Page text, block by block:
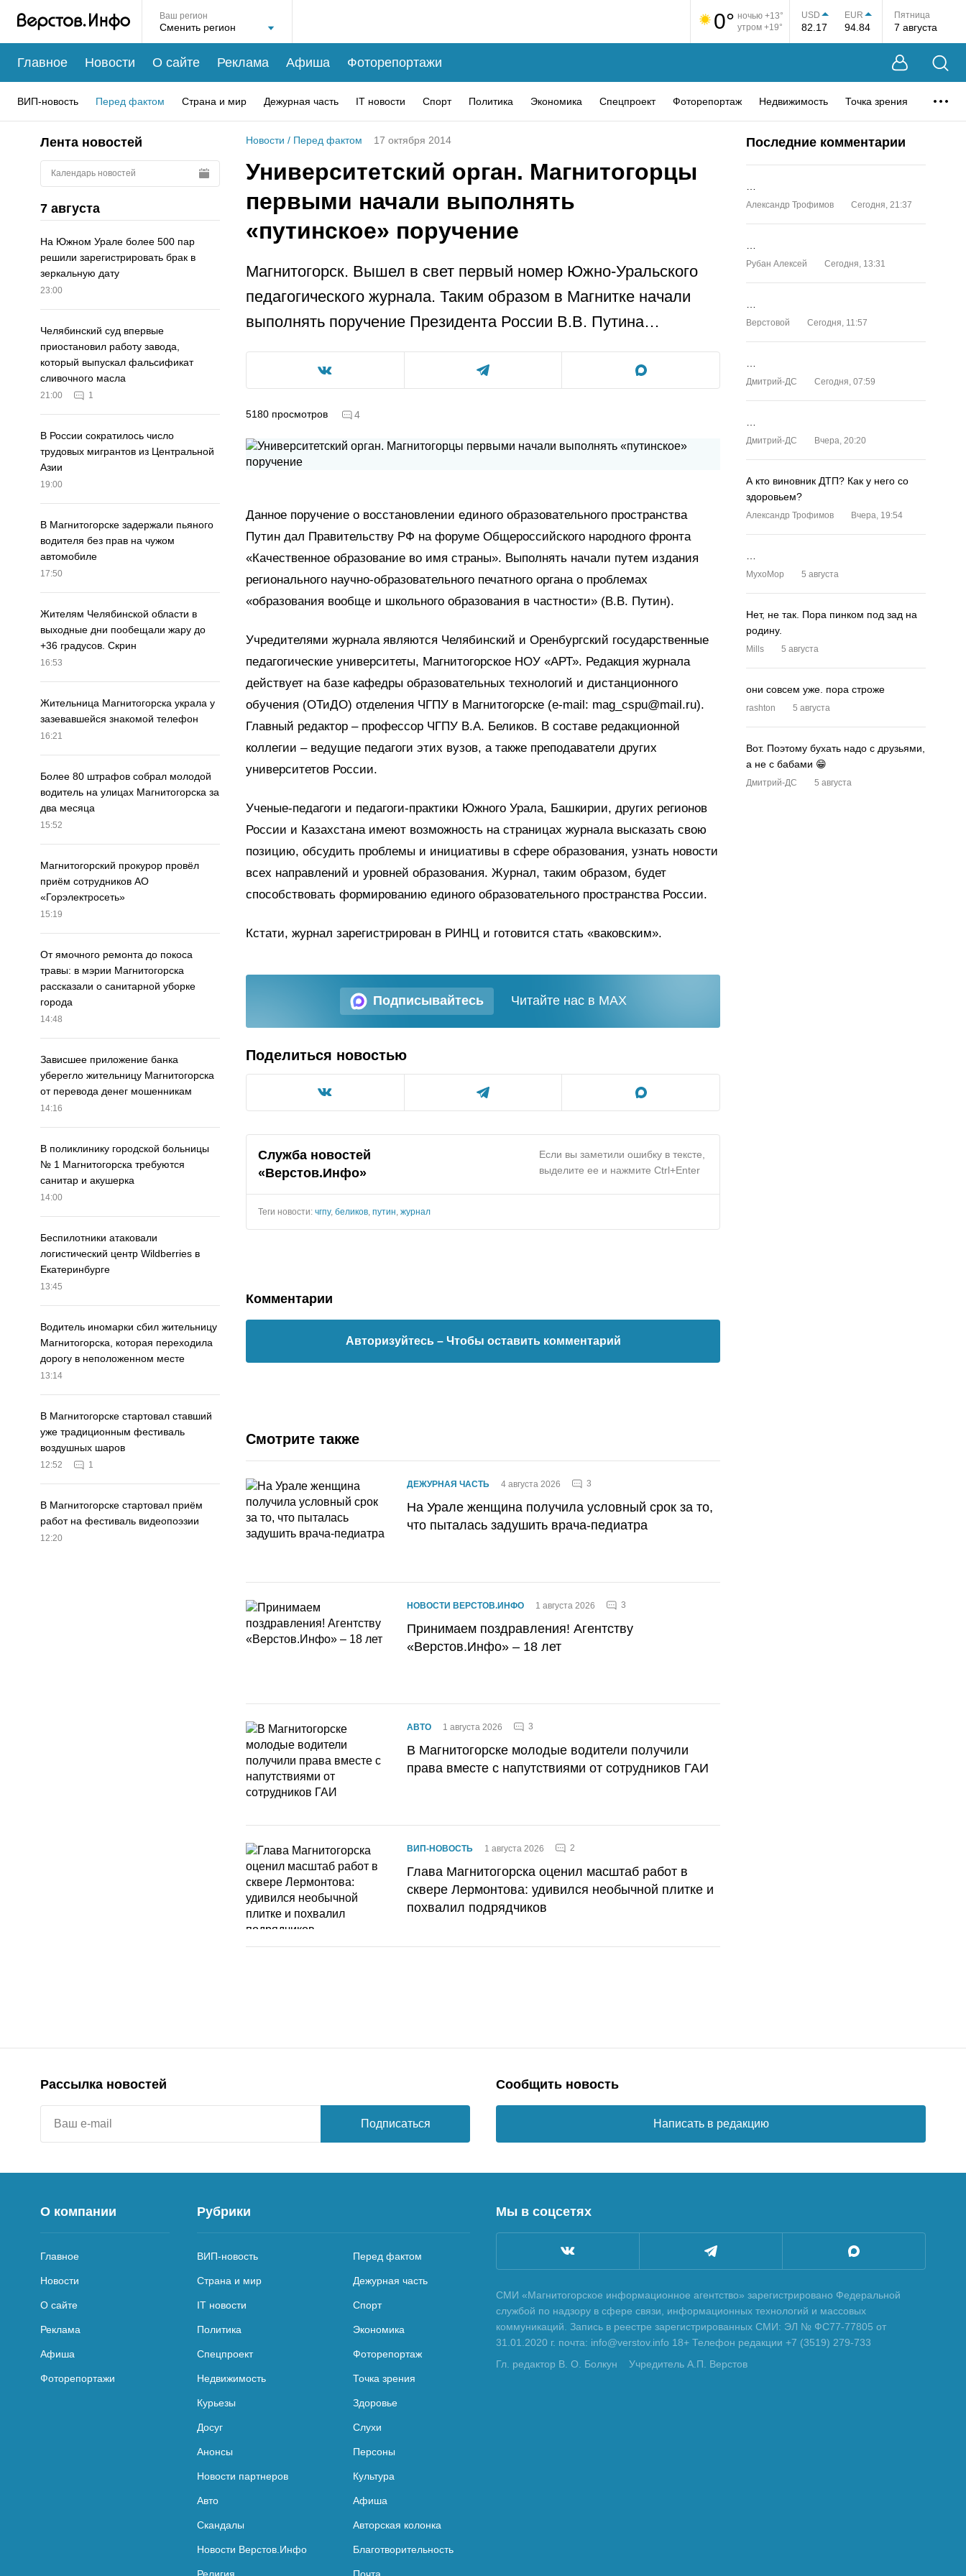
Ваш регион 0° ночью +13°
утром +19°
USD
82.17
EUR
94.84
Пятница
7 августа
Главное Новости О сайте Реклама Афиша Фоторепортажи
ВИП-новость Перед фактом Страна и мир Дежурная часть IT новости Спорт Политика Экономика Спецпроект Фоторепортаж Недвижимость Точка зрения
Лента новостей
Календарь новостей
7 августа
На Южном Урале более 500 пар
решили зарегистрировать брак в
зеркальную дату
23:00
Челябинский суд впервые
приостановил работу завода,
который выпускал фальсификат
сливочного масла
21:00 1
В России сократилось число
трудовых мигрантов из Центральной
Азии
19:00
В Магнитогорске задержали пьяного
водителя без прав на чужом
автомобиле
17:50
Жителям Челябинской области в
выходные дни пообещали жару до
+36 градусов. Скрин
16:53
Жительница Магнитогорска украла у
зазевавшейся знакомой телефон
16:21
Более 80 штрафов собрал молодой
водитель на улицах Магнитогорска за
два месяца
15:52
Магнитогорский прокурор провёл
приём сотрудников АО
«Горэлектросеть»
15:19
От ямочного ремонта до покоса
травы: в мэрии Магнитогорска
рассказали о санитарной уборке
города
14:48
Зависшее приложение банка
уберегло жительницу Магнитогорска
от перевода денег мошенникам
14:16
В поликлинику городской больницы
№ 1 Магнитогорска требуются
санитар и акушерка
14:00
Беспилотники атаковали
логистический центр Wildberries в
Екатеринбурге
13:45
Водитель иномарки сбил жительницу
Магнитогорска, которая переходила
дорогу в неположенном месте
13:14
В Магнитогорске стартовал ставший
уже традиционным фестиваль
воздушных шаров
12:52 1
В Магнитогорске стартовал приём
работ на фестиваль видеопоэзии
12:20
Новости / Перед фактом 17 октября 2014
Университетский орган. Магнитогорцы
первыми начали выполнять
«путинское» поручение
Магнитогорск. Вышел в свет первый номер Южно-Уральского
педагогического журнала. Таким образом в Магнитке начали
выполнять поручение Президента России В.В. Путина…
5180 просмотров 4
Данное поручение о восстановлении единого образовательного пространства
Путин дал Правительству РФ на форуме Общероссийского народного фронта
«Качественное образование во имя страны». Выполнять начали путем издания
регионального научно-образовательного печатного органа о проблемах
«образования вообще и школьного образования в частности» (В.В. Путин).
Учредителями журнала являются Челябинский и Оренбургский государственные
педагогические университеты, Магнитогорское НОУ «АРТ». Редакция журнала
действует на базе кафедры образовательных технологий и дистанционного
обучения (ОТиДО) отделения ЧГПУ в Магнитогорске (e-mail: mag_cspu@mail.ru).
Главный редактор – профессор ЧГПУ В.А. Беликов. В составе редакционной
коллегии – ведущие педагоги этих вузов, а также преподаватели других
университетов России.
Ученые-педагоги и педагоги-практики Южного Урала, Башкирии, других регионов
России и Казахстана имеют возможность на страницах журнала высказать свою
позицию, обсудить проблемы и инициативы в сфере образования, узнать новости
всех направлений и уровней образования. Журнал, таким образом, будет
способствовать формированию единого образовательного пространства России.
Кстати, журнал зарегистрирован в РИНЦ и готовится стать «ваковским».
Подписывайтесь Читайте нас в MAX
Поделиться новостью
Служба новостей
«Верстов.Инфо»
Если вы заметили ошибку в тексте,
выделите ее и нажмите Ctrl+Enter
Теги новости: чгпу, беликов путин журнал
Комментарии
Авторизуйтесь – Чтобы оставить комментарий
Смотрите также
ДЕЖУРНАЯ ЧАСТЬ 4 августа 2026 3
На Урале женщина получила условный срок за то,
что пыталась задушить врача-педиатра
НОВОСТИ ВЕРСТОВ.ИНФО 1 августа 2026 3
Принимаем поздравления! Агентству
«Верстов.Инфо» – 18 лет
АВТО 1 августа 2026 3
В Магнитогорске молодые водители получили
права вместе с напутствиями от сотрудников ГАИ
ВИП-НОВОСТЬ 1 августа 2026 2
Глава Магнитогорска оценил масштаб работ в
сквере Лермонтова: удивился необычной плитке и
похвалил подрядчиков
Последние комментарии
Александр Трофимов Сегодня, 21:37
Рубан Алексей Сегодня, 13:31
Верстовой Сегодня, 11:57
Дмитрий-ДС Сегодня, 07:59
Дмитрий-ДС Вчера, 20:20
А кто виновник ДТП? Как у него со
здоровьем?
Александр Трофимов Вчера, 19:54
MyxoMop 5 августа
Нет, не так. Пора пинком под зад на
родину.
Mills 5 августа
они совсем уже. пора строже
rashton 5 августа
Вот. Поэтому бухать надо с друзьями,
а не с бабами 😁
Дмитрий-ДС 5 августа
Рассылка новостей
Подписаться
Сообщить новость
Написать в редакцию
О компании
Главное
Новости
О сайте
Реклама
Афиша
Фоторепортажи
Рубрики
ВИП-новость Перед фактом
Страна и мир Дежурная часть
IT новости Спорт
Политика Экономика
Спецпроект Фоторепортаж
Недвижимость Точка зрения
Курьезы Здоровье
Досуг Слухи
Анонсы Персоны
Новости партнеров Культура
Авто Афиша
Скандалы Авторская колонка
Новости Верстов.Инфо Благотворительность
Религия Почта
Мы в соцсетях
СМИ «Магнитогорское информационное агентство» зарегистрировано Федеральной
службой по надзору в сфере связи, информационных технологий и массовых
коммуникаций. Запись в реестре зарегистрированных СМИ: ЭЛ № ФС77-77805 от
31.01.2020 г. почта: info@verstov.info 18+ Телефон редакции +7 (3519) 279-733
Гл. редактор В. О. Болкун
Учредитель А.П. Верстов